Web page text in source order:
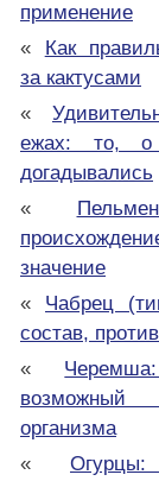
применение
«
Как
за кактусами
«
ежах: то,
догадывались
«
значение
« Чабрец
состав,
«
организма
«